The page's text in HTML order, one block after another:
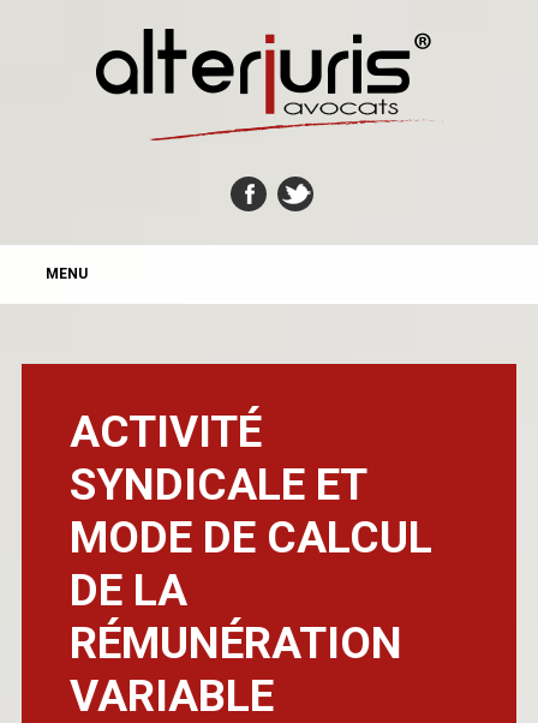
MAIN MENU
MENU
ACTIVITÉ
SYNDICALE ET
MODE DE CALCUL
DE LA
RÉMUNÉRATION
VARIABLE